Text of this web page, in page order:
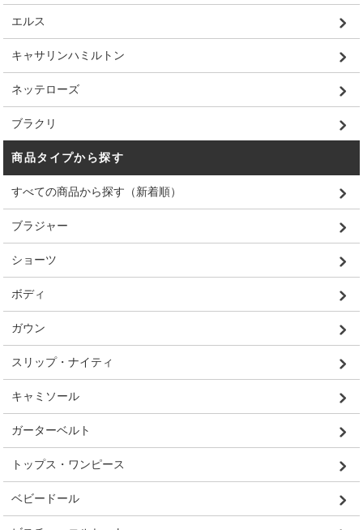
エルス
キャサリンハミルトン
ネッテローズ
ブラクリ
商品タイプから探す
すべての商品から探す（新着順）
ブラジャー
ショーツ
ボディ
ガウン
スリップ・ナイティ
キャミソール
ガーターベルト
トップス・ワンピース
ベビードール